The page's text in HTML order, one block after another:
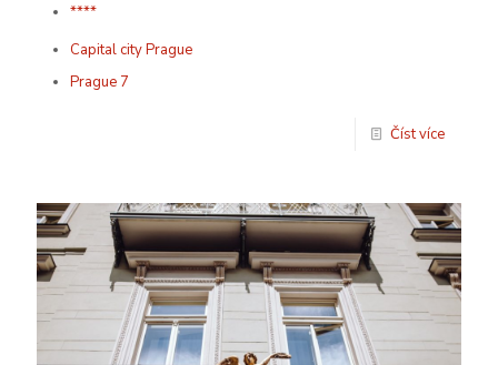
****
Capital city Prague
Prague 7
Číst více